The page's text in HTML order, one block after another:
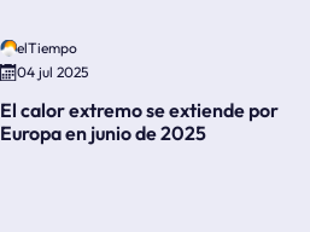
elTiempo
04 jul 2025
El calor extremo se extiende por
Europa en junio de 2025